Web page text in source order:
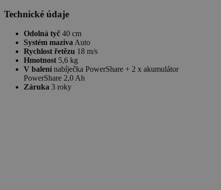
Technické údaje
Odolná tyč 40 cm
Systém maziva Auto
Rychlost řetězu 18 m/s
Hmotnost 5,6 kg
V balenínabíječka PowerShare + 2 x akumulátor
PowerShare 2,0 Ah
Záruka 3 roky